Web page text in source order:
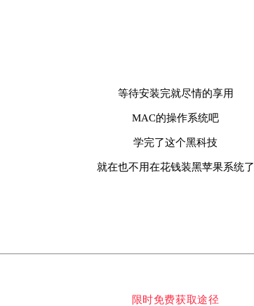
等待安装完就尽情的享用
MAC的操作系统吧
学完了这个黑科技
就在也不用在花钱装黑苹果系统了
限时免费获取途径